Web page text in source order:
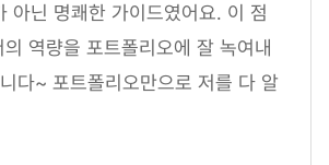
아닌 명쾌한 가이드였어요. 이 점
역량을 포트폴리오에 잘 녹여내
다~ 포트폴리오만으로 저를 다 알